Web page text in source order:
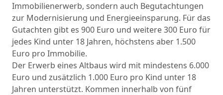
Immobilienerwerb, sondern auch Begutachtungen
zur Modernisierung und Energieeinsparung. Für das
Gutachten gibt es 900 Euro und weitere 300 Euro für
jedes Kind unter 18 Jahren, höchstens aber 1.500
Euro pro Immobilie.
Der Erwerb eines Altbaus wird mit mindestens 6.000
Euro und zusätzlich 1.000 Euro pro Kind unter 18
Jahren unterstützt. Kommen innerhalb von fünf